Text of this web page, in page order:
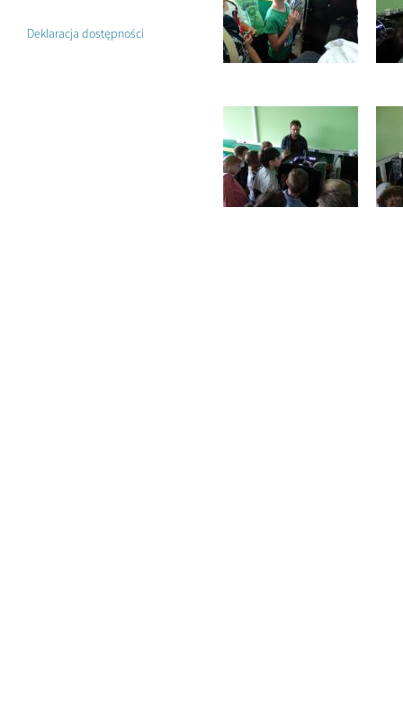
Deklaracja dostępności